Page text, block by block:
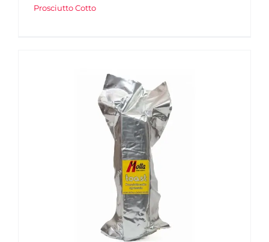
Prosciutto Cotto